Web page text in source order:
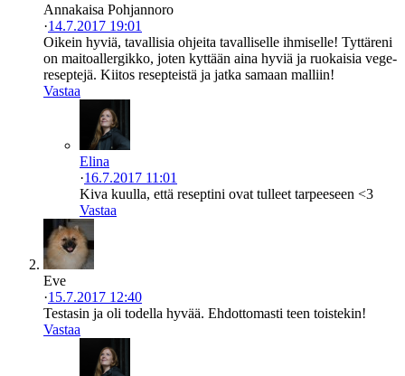
Annakaisa Pohjannoro
·14.7.2017 19:01
Oikein hyviä, tavallisia ohjeita tavalliselle ihmiselle! Tyttäreni
on maitoallergikko, joten kyttään aina hyviä ja ruokaisia vege-
reseptejä. Kiitos resepteistä ja jatka samaan malliin!
Vastaa
Elina
·16.7.2017 11:01
Kiva kuulla, että reseptini ovat tulleet tarpeeseen <3
Vastaa
Eve
·15.7.2017 12:40
Testasin ja oli todella hyvää. Ehdottomasti teen toistekin!
Vastaa